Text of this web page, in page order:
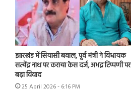
झारखंड में सियासी बवाल, पूर्व मंत्री ने विधायक
सत्येंद्र नाथ पर कराया केस दर्ज, अभद्र टिप्पणी पर
बढ़ा विवाद
25 April 2026 - 6:16 PM